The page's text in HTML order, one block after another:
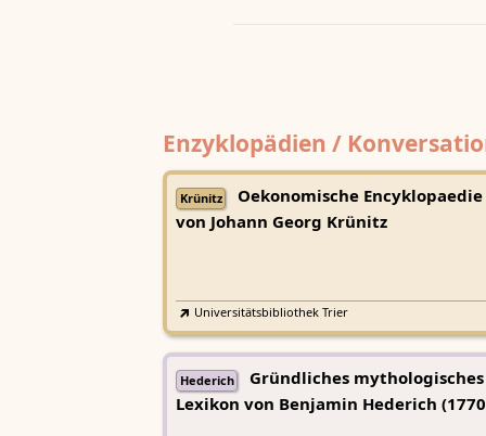
Enzyklopädien /
Krünitz
Oekonomische Encyklopaedie
von Johann Georg Krünitz
Universitätsbibliothek Trier
Hederich
Gründliches mythologisches
Lexikon von Benjamin Hederich